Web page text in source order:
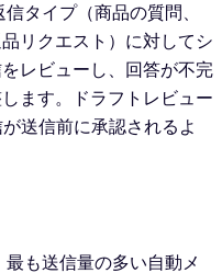
信タイプ（商品の質問、
リクエスト）に対してシ
レビューし、回答が不完
ます。ドラフトレビュー
送信前に承認されるよ
最も送信量の多い自動メ